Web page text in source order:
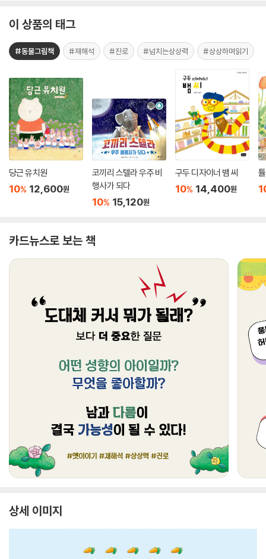
이 상품의 태그
#동물그림책 #재해석 #진로 #넘치는상상력 #상상하며읽기
당근 유치원
10% 12,600원
코끼리 스텔라 우주 비
행사가 되다
10% 15,120원
구두 디자이너 뱀 씨
10% 14,400원
카드뉴스로 보는 책
상세 이미지